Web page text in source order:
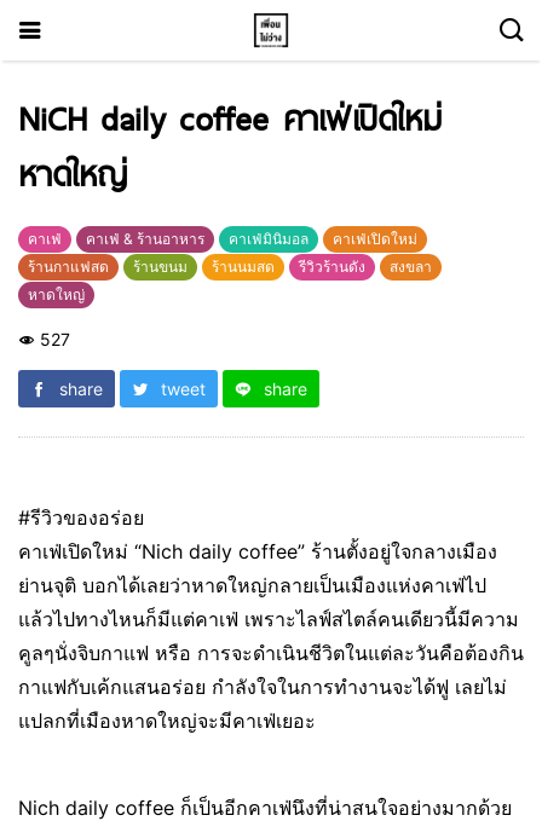
NiCH daily coffee คาเฟ่เปิดใหม่
หาดใหญ่
คาเฟ่ คาเฟ่ & ร้านอาหาร คาเฟ่มินิมอล
คาเฟ่เปิดใหม่
ร้านกาแฟสด
ร้านขนม ร้านนมสด รีวิวร้านดัง
สงขลา
หาดใหญ่
527
share tweet share
#รีวิวของอร่อย
คาเฟ่เปิดใหม่ “Nich daily coffee” ร้านตั้งอยู่ใจกลางเมือง
ย่านจุติ บอกได้เลยว่าหาดใหญ่กลายเป็นเมืองแห่งคาเฟ่ไป
แล้วไปทางไหนก็มีแต่คาเฟ่ เพราะไลฟ์สไตล์คนเดียวนี้มีความ
คูลๆนั่งจิบกาแฟ หรือ การจะดำเนินชีวิตในแต่ละวันคือต้องกิน
กาแฟกับเค้กแสนอร่อย กำลังใจในการทำงานจะได้ฟู เลยไม่
แปลกที่เมืองหาดใหญ่จะมีคาเฟ่เยอะ
Nich daily coffee ก็เป็นอีกคาเฟ่นึงที่น่าสนใจอย่างมากด้วย